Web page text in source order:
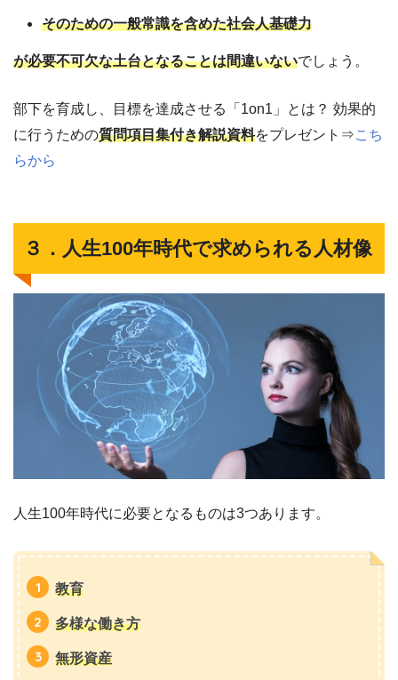
そのための一般常識を含めた社会人基礎力
が必要不可欠な土台となることは間違いないでしょう。
部下を育成し、目標を達成させる「1on1」とは？ 効果的
に行うための質問項目集付き解説資料をプレゼント⇒こち
らから
３．人生100年時代で求められる人材像
人生100年時代に必要となるものは3つあります。
教育
多様な働き方
無形資産